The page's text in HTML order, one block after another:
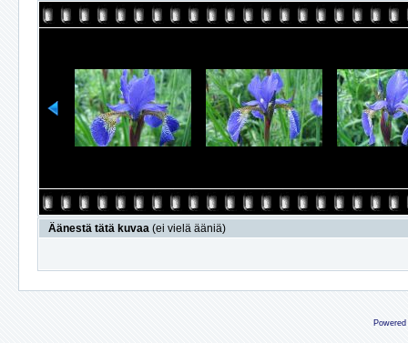
Äänestä tätä kuvaa (ei vielä ääniä)